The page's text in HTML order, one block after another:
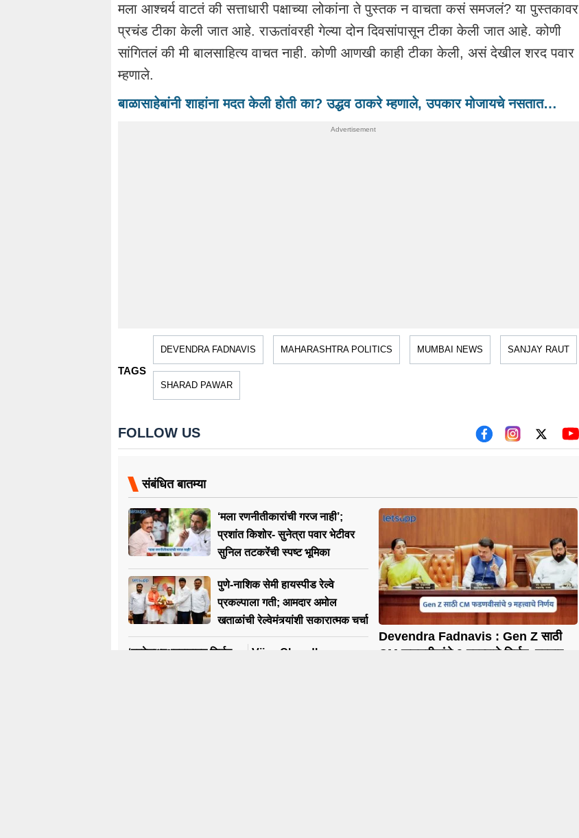
मला आश्चर्य वाटतं की सत्ताधारी पक्षाच्या लोकांना ते पुस्तक न वाचता कसं समजलं? या पुस्तकावर
प्रचंड टीका केली जात आहे. राऊतांवरही गेल्या दोन दिवसांपासून टीका केली जात आहे. कोणी
सांगितलं की मी बालसाहित्य वाचत नाही. कोणी आणखी काही टीका केली, असं देखील शरद पवार
म्हणाले.
बाळासाहेबांनी शाहांना मदत केली होती का? उद्धव ठाकरे म्हणाले, उपकार मोजायचे नसतात…
TAGS
DEVENDRA FADNAVIS MAHARASHTRA POLITICS MUMBAI NEWS SANJAY RAUT
SHARAD PAWAR
FOLLOW US
संबंधित बातम्या
‘मला रणनीतीकारांची गरज नाही’;
प्रशांत किशोर- सुनेत्रा पवार भेटीवर
सुनिल तटकरेंची स्पष्ट भूमिका
पुणे-नाशिक सेमी हायस्पीड रेल्वे
प्रकल्पाला गती; आमदार अमोल
खताळांची रेल्वेमंत्र्यांशी सकारात्मक चर्चा
‘प्रदेशाध्यक्षपदाबाबत निर्णय
Vijay Chaudhary :
Devendra Fadnavis : Gen Z साठी
CM फडणवीसांचे 9 महत्त्वाचे निर्णय, ठरणार